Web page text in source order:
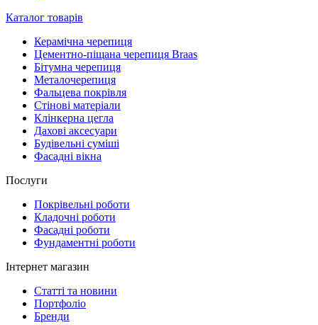
Каталог товарів
Керамічна черепиця
Цементно-піщана черепиця Braas
Бітумна черепиця
Металочерепиця
Фальцева покрівля
Стінові матеріали
Клінкерна цегла
Дахові аксесуари
Будівельні суміші
Фасадні вікна
Послуги
Покрівельні роботи
Кладочні роботи
Фасадні роботи
Фундаментні роботи
Інтернет магазин
Статті та новини
Портфоліо
Бренди